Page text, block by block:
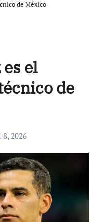
de México
el
de
8, 2026